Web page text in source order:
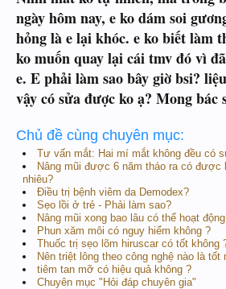
ngày hôm nay, e ko dám soi
hỏng là e lại khóc. e ko biết làm
ko muốn quay lại cái tmv đó vì
e. E phải làm sao bây giờ bsi?
vậy có sửa được ko ạ? Mong
Chủ đề cùng chuyên mục:
Tư vấn mắt: Hai mí mắt không đều có
Nâng mũi được 6 năm tháo ra có được
nhiêu?
Điều trị bệnh viêm da Demodex?
Sẹo lồi ở trẻ - Phải làm sao?
Nâng mũi xong bao lâu có thể hoạt
Phun xăm môi có nguy hiểm không ?
Thuốc trị sẹo lõm hiruscar có tốt không
Nên triệt lông theo công nghệ nào là tốt
tiêm tan mỡ có hiệu quả không ?
Chuyên mục "Hỏi đáp chuyên gia"